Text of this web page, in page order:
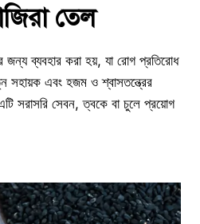
তেল
জন্য ব্যবহার করা হয়, যা রোগ প্রতিরোধ
সহায়ক এবং হজম ও শ্বাসতন্ত্রের
সরাসরি সেবন, ত্বকে বা চুলে প্রয়োগ